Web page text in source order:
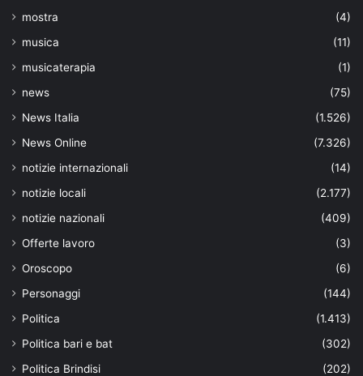
mostra
(4)
musica
(11)
musicaterapia
(1)
news
(75)
News Italia
(1.526)
News Online
(7.326)
notizie internazionali
(14)
notizie locali
(2.177)
notizie nazionali
(409)
Offerte lavoro
(3)
Oroscopo
(6)
Personaggi
(144)
Politica
(1.413)
Politica bari e bat
(302)
Politica Brindisi
(202)